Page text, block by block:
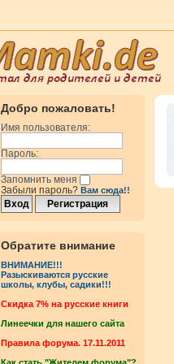
Добро пожаловать!
Имя пользователя:
Пароль:
Запомнить меня
Забыли пароль? Вам сюда!!
Обратите внимание
ВНИМАНИЕ!!!
Разыскиваются русские
школы, клубы, садики!!!
Cкидка 7% на русские книги
Линеечки для нашего сайта
Правила форума. 17.11.2011